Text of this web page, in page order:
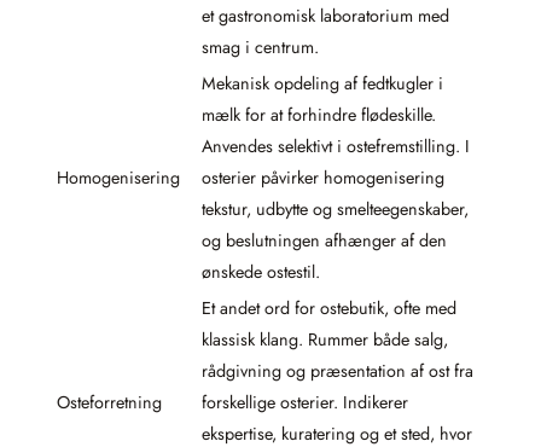
et gastronomisk laboratorium med
smag i centrum.
Homogenisering
Mekanisk opdeling af fedtkugler i
mælk for at forhindre flødeskille.
Anvendes selektivt i ostefremstilling. I
osterier påvirker homogenisering
tekstur, udbytte og smelteegenskaber,
og beslutningen afhænger af den
ønskede ostestil.
Osteforretning
Et andet ord for ostebutik, ofte med
klassisk klang. Rummer både salg,
rådgivning og præsentation af ost fra
forskellige osterier. Indikerer
ekspertise, kuratering og et sted, hvor